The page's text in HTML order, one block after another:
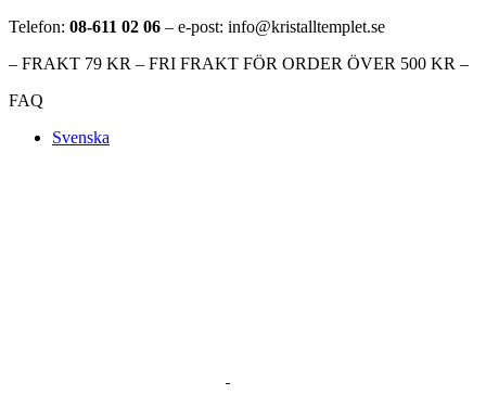
Telefon: 08-611 02 06 – e-post: info@kristalltemplet.se
– FRAKT 79 KR – FRI FRAKT FÖR ORDER ÖVER 500 KR –
FAQ
Svenska